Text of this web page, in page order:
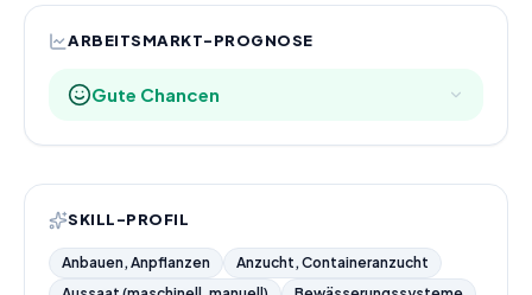
ARBEITSMARKT-PROGNOSE
Gute Chancen
SKILL-PROFIL
Anbauen, Anpflanzen
Anzucht, Containeranzucht